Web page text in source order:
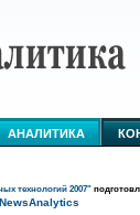
АНАЛИТИКА
технологий 2007"